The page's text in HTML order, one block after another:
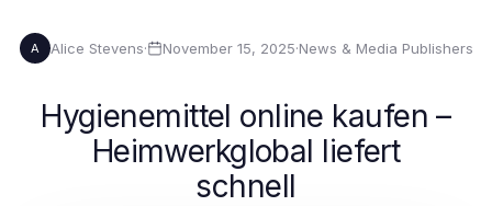
A Alice Stevens· November 15, 2025·News & Media Publishers
Hygienemittel online kaufen –
Heimwerkglobal liefert
schnell